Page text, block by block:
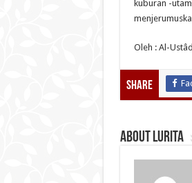
kuburan -
Oleh : Al-
Share
About Lurita